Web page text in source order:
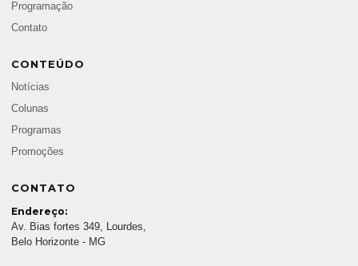
Programação
Contato
CONTEÚDO
Notícias
Colunas
Programas
Promoções
CONTATO
Endereço:
Av. Bias fortes 349, Lourdes,
Belo Horizonte - MG